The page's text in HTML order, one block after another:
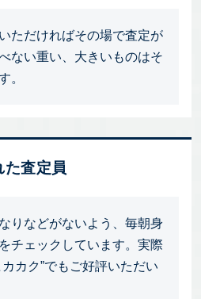
ただければその場で査定が
ない重い、大きいものはそ
。
た査定員
りなどがないよう、毎朝身
チェックしています。実際
カク”でもご好評いただい